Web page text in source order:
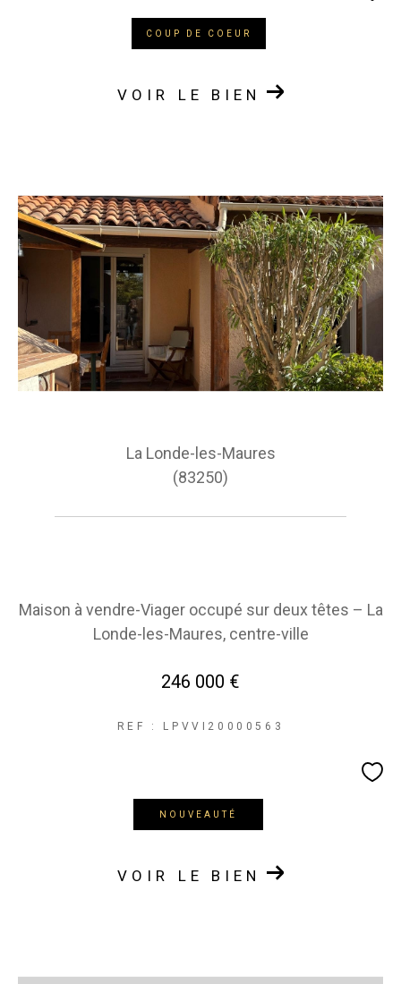
COUP DE COEUR
VOIR LE BIEN
La Londe-les-Maures
(83250)
Maison à vendre-Viager occupé sur deux têtes – La
Londe-les-Maures, centre-ville
246 000 €
REF : LPVVI20000563
NOUVEAUTÉ
VOIR LE BIEN